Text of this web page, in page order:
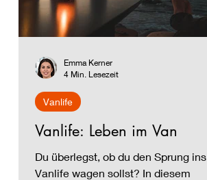
Vanlife: Leben im Van
Du überlegst, ob du den Sprung ins
Vanlife wagen sollst? In diesem
Vanlife
Emma Kerner
4 Min. Lesezeit